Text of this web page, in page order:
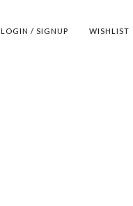
WISHLIST
LOGIN / SIGNUP